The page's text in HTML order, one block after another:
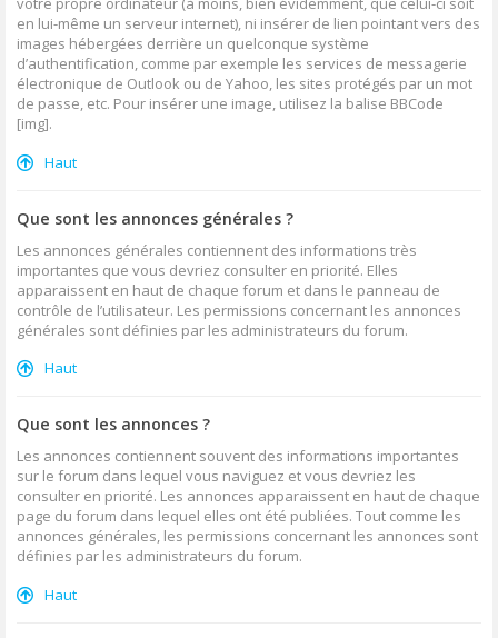
en lui-même un serveur internet), ni insérer de lien pointant vers des
images hébergées derrière un quelconque système
d’authentification, comme par exemple les services de messagerie
électronique de Outlook ou de Yahoo, les sites protégés par un mot
de passe, etc. Pour insérer une image, utilisez la balise BBCode
[img].
Haut
Que sont les annonces générales ?
Les annonces générales contiennent des informations très
importantes que vous devriez consulter en priorité. Elles
apparaissent en haut de chaque forum et dans le panneau de
contrôle de l’utilisateur. Les permissions concernant les annonces
générales sont définies par les administrateurs du forum.
Haut
Que sont les annonces ?
Les annonces contiennent souvent des informations importantes
sur le forum dans lequel vous naviguez et vous devriez les
consulter en priorité. Les annonces apparaissent en haut de chaque
page du forum dans lequel elles ont été publiées. Tout comme les
annonces générales, les permissions concernant les annonces sont
définies par les administrateurs du forum.
Haut